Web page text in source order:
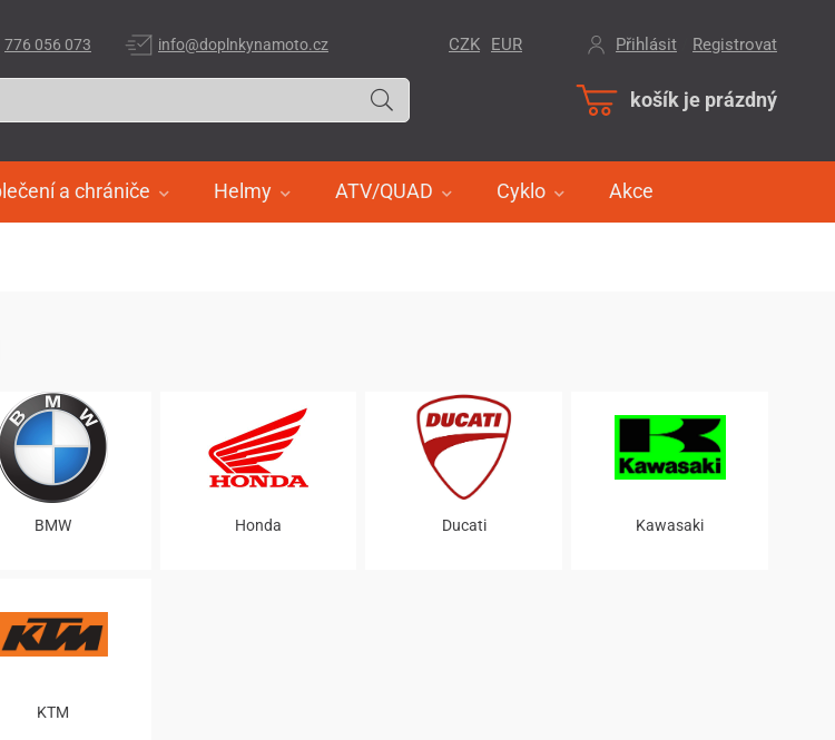
košík je prázdný
a chrániče Helmy ATV/QUAD Cyklo Akce
CZK EUR Přihlásit Registrovat
776 056 073 info@doplnkynamoto.cz
BMW Honda Ducati Kawasaki
KTM